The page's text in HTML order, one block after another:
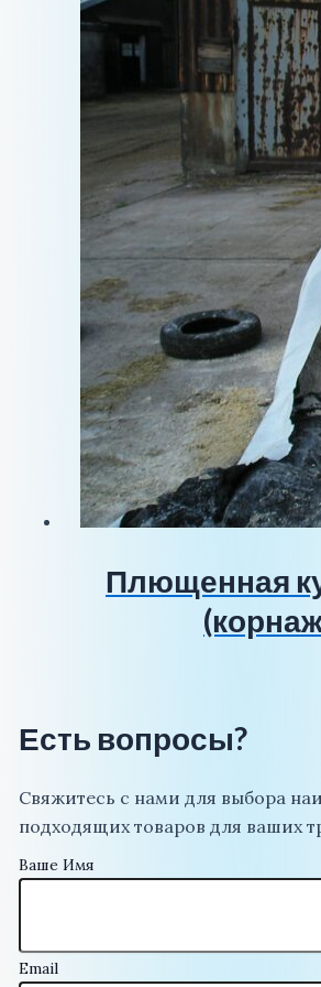
Плющенная
Есть вопросы?
Свяжитесь с нами для выбора
подходящих товаров для ваших
Ваше Имя
Email